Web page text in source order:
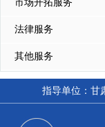
市场开拓服务
法律服务
其他服务
指导单位：甘